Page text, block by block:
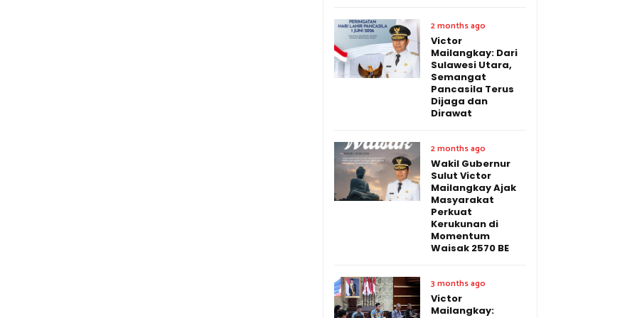
2 months ago
Victor
Mailangkay: Dari
Sulawesi Utara,
Semangat
Pancasila Terus
Dijaga dan
Dirawat
2 months ago
Wakil Gubernur
Sulut Victor
Mailangkay Ajak
Masyarakat
Perkuat
Kerukunan di
Momentum
Waisak 2570 BE
3 months ago
Victor
Mailangkay: